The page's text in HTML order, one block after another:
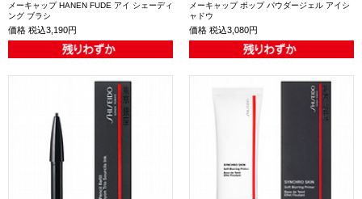
メーキャップ HANEN FUDE アイ シェーディ
ング ブラシ
価格 税込3,190円
メーキャップ ポップ パウダージェル アイシ
ャドウ
価格 税込3,080円